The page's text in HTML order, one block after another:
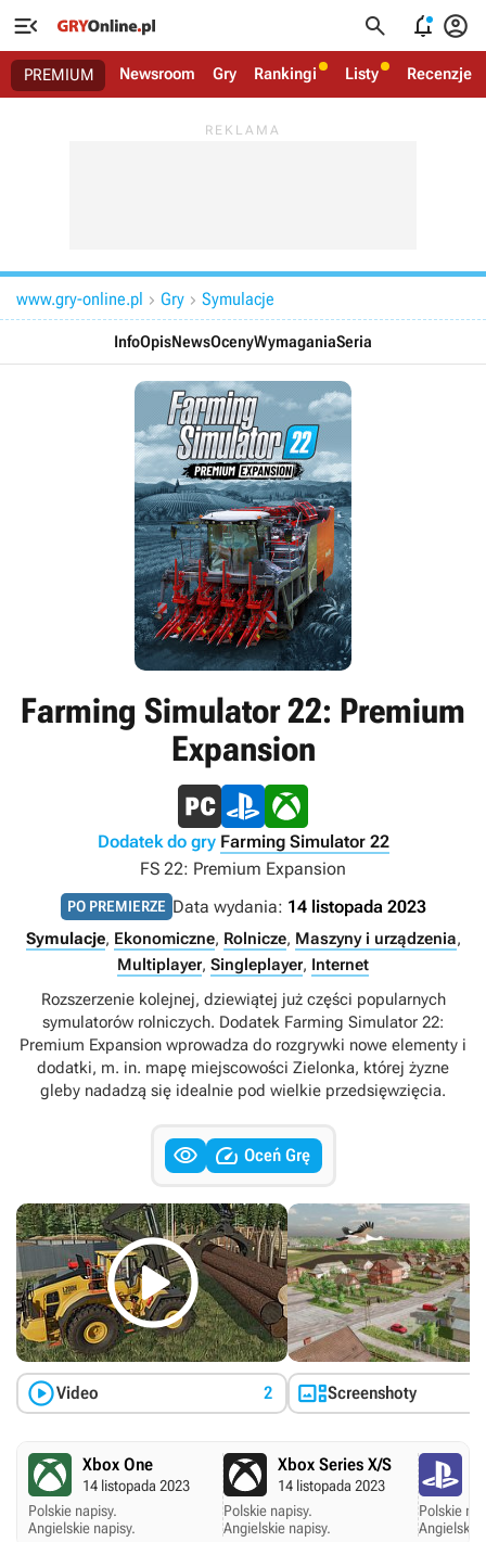
   
PREMIUM Newsroom Gry Rankingi Listy Recenzje
www.gry-online.pl  Gry  Symulacje
InfoOpisNewsOcenyWymaganiaSeria
Farming Simulator 22: Premium
Expansion
Dodatek do gry Farming Simulator 22
FS 22: Premium Expansion
PO PREMIERZE Data wydania: 14 listopada 2023
Symulacje, Ekonomiczne, Rolnicze, Maszyny i urządzenia,
Multiplayer, Singleplayer, Internet
Rozszerzenie kolejnej, dziewiątej już części popularnych
symulatorów rolniczych. Dodatek Farming Simulator 22:
Premium Expansion wprowadza do rozgrywki nowe elementy i
dodatki, m. in. mapę miejscowości Zielonka, której żyzne
gleby nadadzą się idealnie pod wielkie przedsięwzięcia.
  Oceń Grę

Video 2 Screenshoty
Xbox One
14 listopada 2023
Polskie napisy.
Angielskie napisy.
Xbox Series X/S
14 listopada 2023
Polskie napisy.
Angielskie napisy.
Polskie
Angielskie